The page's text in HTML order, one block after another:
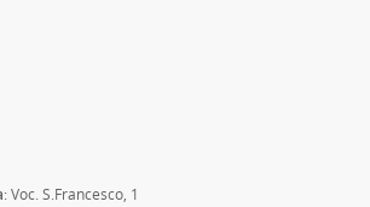
: Voc. S.Francesco, 1